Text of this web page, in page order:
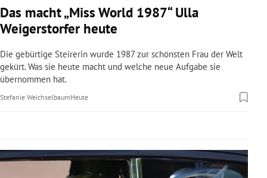
Untermenü
Untermenü
Untermenü
Untermenü
Das macht „Miss World 1987“ Ulla
Weigerstorfer heute
Die gebürtige Steirerin wurde 1987 zur schönsten Frau der Welt
gekürt. Was sie heute macht und welche neue Aufgabe sie
übernommen hat.
Stefanie WeichselbaumHeute